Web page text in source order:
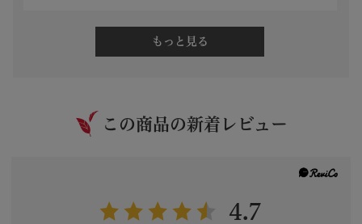
もっと見る
この商品の新着レビュー
4.7